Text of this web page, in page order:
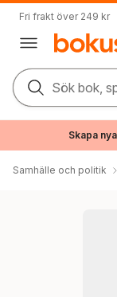
Fri frakt över 249 kr
Sök bok,
Skapa
Samhälle och politik